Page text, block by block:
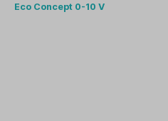
Eco Concept 0-10 V